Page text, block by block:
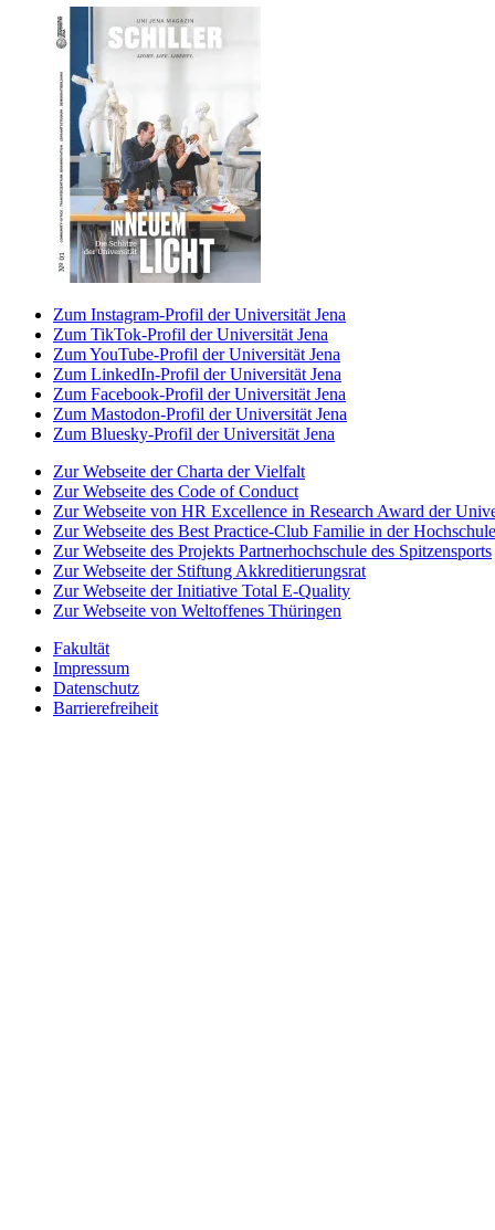
Zum Instagram-Profil der Universität Jena
Zum TikTok-Profil der Universität Jena
Zum YouTube-Profil der Universität Jena
Zum LinkedIn-Profil der Universität Jena
Zum Facebook-Profil der Universität Jena
Zum Mastodon-Profil der Universität Jena
Zum Bluesky-Profil der Universität Jena
Zur Webseite der Charta der Vielfalt
Zur Webseite des Code of Conduct
Zur Webseite von HR Excellence in Research Award der
Zur Webseite des Best Practice-Club Familie in der Hochschule
Zur Webseite des Projekts Partnerhochschule des Spitzensports
Zur Webseite der Stiftung Akkreditierungsrat
Zur Webseite der Initiative Total E-Quality
Zur Webseite von Weltoffenes Thüringen
Fakultät
Impressum
Datenschutz
Barrierefreiheit